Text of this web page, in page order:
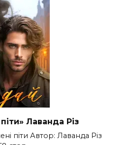
Лаванда Різ
піти Автор: Лаванда Різ